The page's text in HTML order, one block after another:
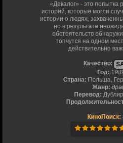
«Декалог» - это попытка
историй, которые могли
истории о людях,
но в результате
обстоятельств
топчутся на одном
действительно
Качество:
Год:
Страна: Польша,
Жанр:
Перевод:
КиноПоиск: